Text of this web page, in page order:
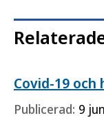
covid-19-
förväntade…
Covid-19 och
Publicerad: 9